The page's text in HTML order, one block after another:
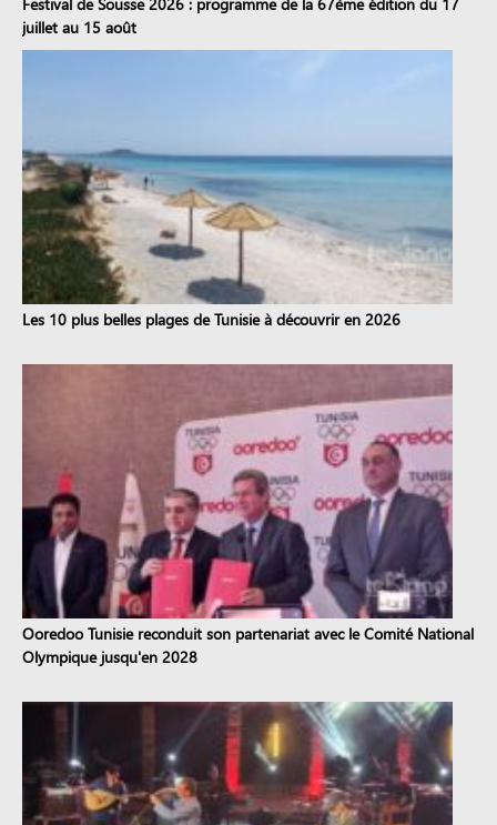
juillet au 15 août
Les 10 plus belles plages de Tunisie à découvrir en 2026
Ooredoo Tunisie reconduit son partenariat avec le Comité National
Olympique jusqu'en 2028